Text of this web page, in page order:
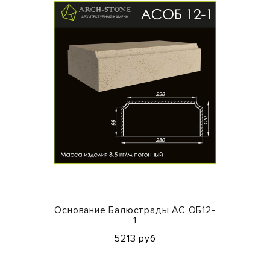
Основание Балюстрады АС ОБ12-
1
5213 руб